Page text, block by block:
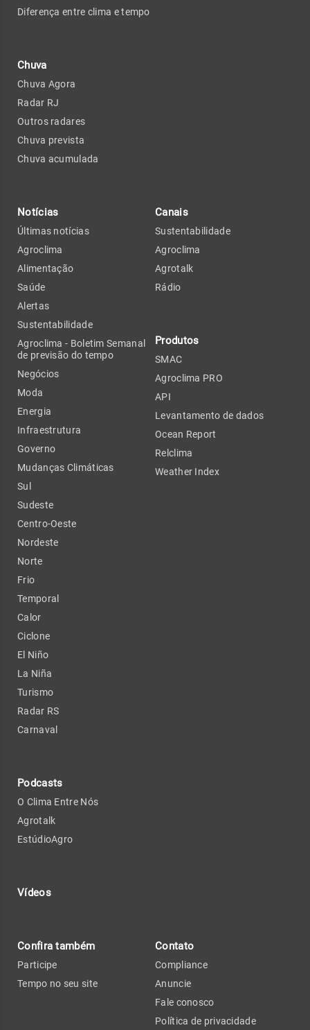
Diferença entre clima e tempo
Chuva
Chuva Agora
Radar RJ
Outros radares
Chuva prevista
Chuva acumulada
Notícias
Últimas notícias
Agroclima
Alimentação
Saúde
Alertas
Sustentabilidade
Agroclima - Boletim Semanal
de previsão do tempo
Negócios
Moda
Energia
Infraestrutura
Governo
Mudanças Climáticas
Sul
Sudeste
Centro-Oeste
Nordeste
Norte
Frio
Temporal
Calor
Ciclone
El Niño
La Niña
Turismo
Radar RS
Carnaval
Podcasts
O Clima Entre Nós
Agrotalk
EstúdioAgro
Vídeos
Canais
Sustentabilidade
Agroclima
Agrotalk
Rádio
Produtos
SMAC
Agroclima PRO
API
Levantamento de dados
Ocean Report
Relclima
Weather Index
Confira também
Participe
Tempo no seu site
Contato
Compliance
Anuncie
Fale conosco
Política de privacidade